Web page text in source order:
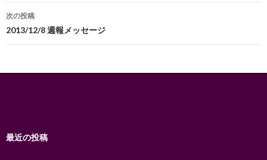
ナ
ビ
ー
ン
次の投稿
2013/12/8 週報メッセージ
最近の投稿